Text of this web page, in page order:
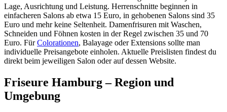
Lage, Ausrichtung und Leistung. Herrenschnitte beginnen in
einfacheren Salons ab etwa 15 Euro, in gehobenen Salons sind 35
Euro und mehr keine Seltenheit. Damenfrisuren mit Waschen,
Schneiden und Föhnen kosten in der Regel zwischen 35 und 70
Euro. FürColorationen, Balayage oder Extensions sollte man
individuelle Preisangebote einholen. Aktuelle Preislisten findest du
direkt beim jeweiligen Salon oder auf dessen Website.
Friseure Hamburg – Region und
Umgebung